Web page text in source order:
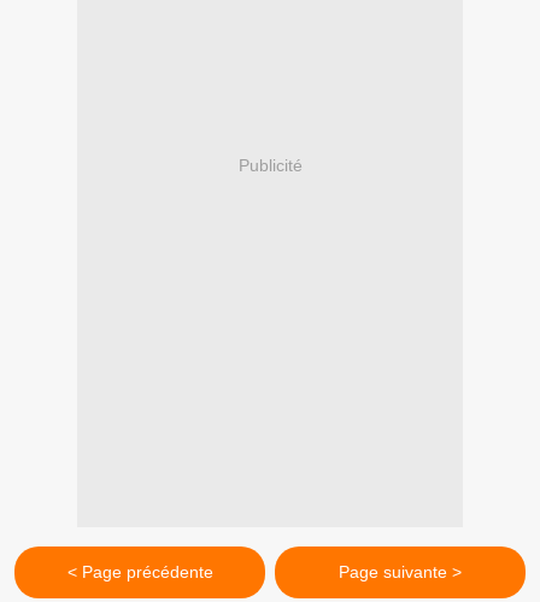
Publicité
< Page précédente Page suivante >